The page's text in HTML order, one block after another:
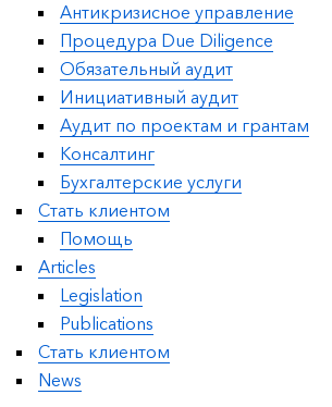
Антикризисное управление
Процедура Due Diligence
Обязательный аудит
Инициативный аудит
Аудит по проектам и грантам
Консалтинг
Бухгалтерские услуги
Стать клиентом
Помощь
Articles
Legislation
Publications
Стать клиентом
News